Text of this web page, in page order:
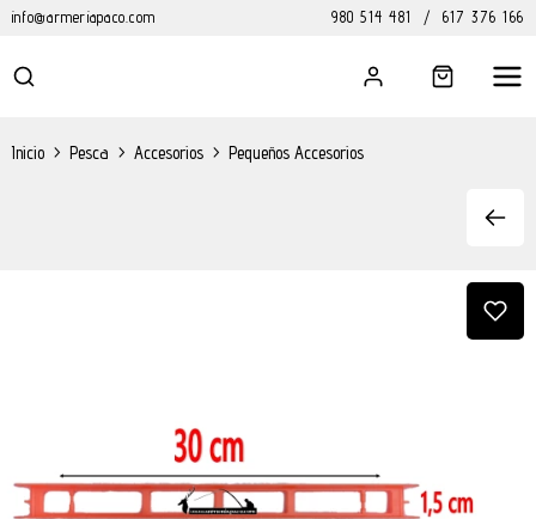
info@armeriapaco.com 980 514 481 / 617 376 166
Inicio > Pesca > Accesorios > Pequeños Accesorios